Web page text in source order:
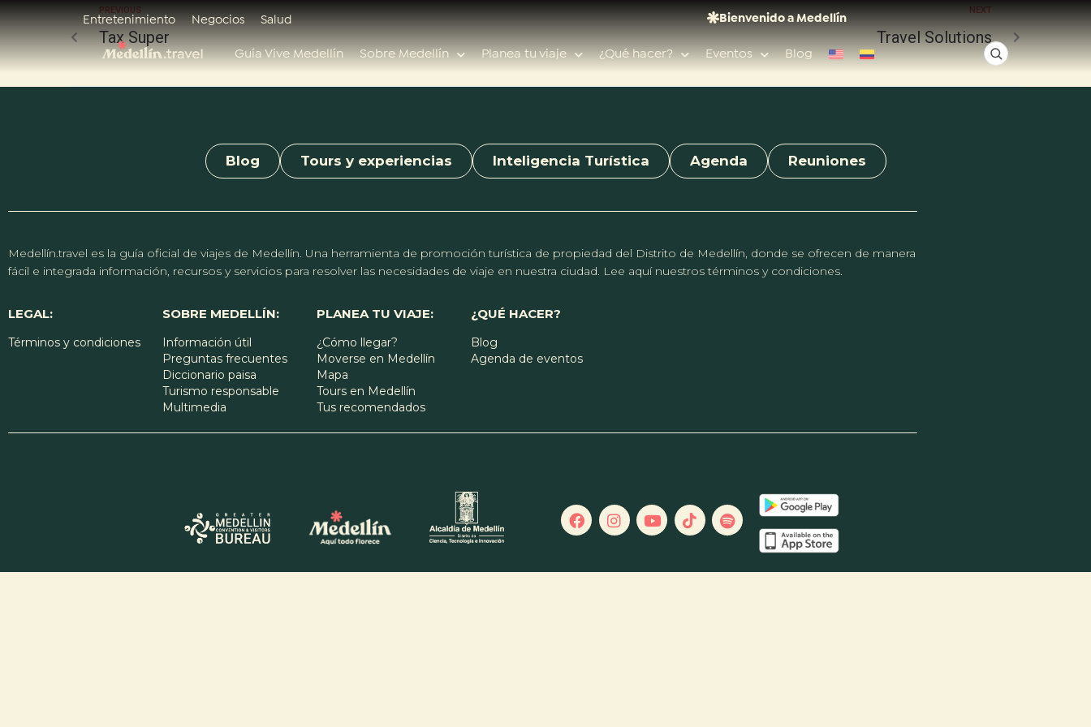
Entretenimiento Negocios Salud Bienvenido a Medellín
Guía Vive Medellín Sobre Medellín Planea tu viaje ¿Qué hacer? Eventos Blog
Búsquedas populares
Guías de ciudad
b
o
ok
er s
A
p
p
gr
a
m
n
g
er
dI
n
l
PREVIOUS
Tax Super
NEXT
Travel Solutions
Blog Tours y experiencias Inteligencia Turística Agenda Reuniones
Medellín.travel es la guía oficial de viajes de Medellín. Una herramienta de promoción turística de propiedad del Distrito de Medellín, donde se ofrecen de manera
fácil e integrada información, recursos y servicios para resolver las necesidades de viaje en nuestra ciudad. Lee aquí nuestros términos y condiciones.
LEGAL:
Términos y condiciones
SOBRE MEDELLÍN:
Información útil
Preguntas frecuentes
Diccionario paisa
Turismo responsable
Multimedia
PLANEA TU VIAJE:
¿Cómo llegar?
Moverse en Medellín
Mapa
Tours en Medellín
Tus recomendados
¿QUÉ HACER?
Blog
Agenda de eventos